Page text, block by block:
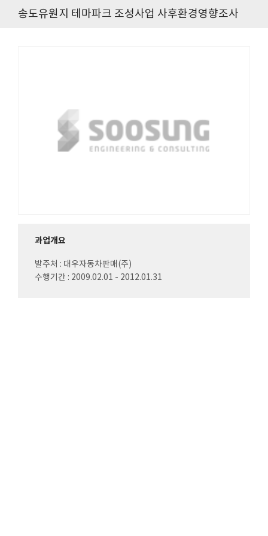
송도유원지 테마파크 조성사업 사후환경영향조사
과업개요
발주처 : 대우자동차판매(주)
수행기간 : 2009.02.01 - 2012.01.31